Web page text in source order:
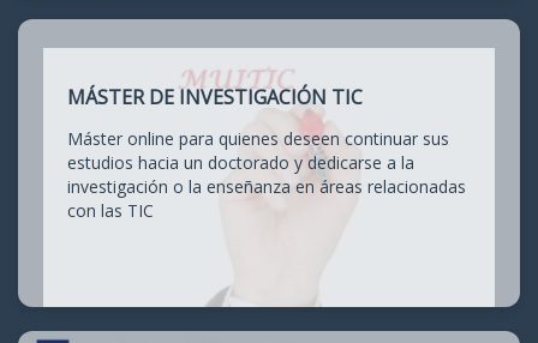
MÁSTER DE INVESTIGACIÓN TIC
Máster online para quienes deseen continuar sus
estudios hacia un doctorado y dedicarse a la
investigación o la enseñanza en áreas relacionadas
con las TIC